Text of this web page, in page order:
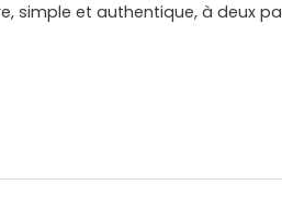
simple et authentique, à deux